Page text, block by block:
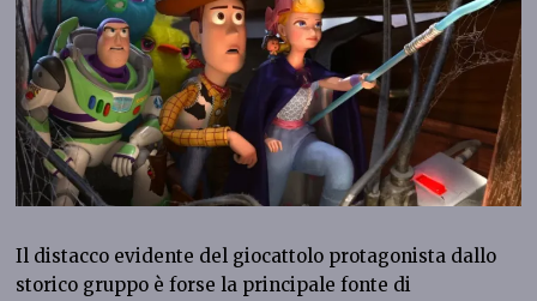
Il distacco evidente del giocattolo protagonista dallo
storico gruppo è forse la principale fonte di